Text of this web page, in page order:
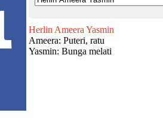
Herlin Ameera Yasmin
Ameera: Puteri, ratu
Yasmin: Bunga melati